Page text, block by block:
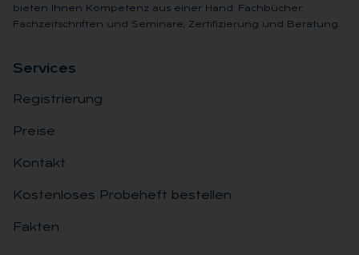
bieten Ihnen Kompetenz aus einer Hand: Fachbücher,
Fachzeitschriften und Seminare, Zertifizierung und Beratung.
Ser­vices
Registrierung
Preise
Kontakt
Kostenloses Probeheft bestellen
Fakten